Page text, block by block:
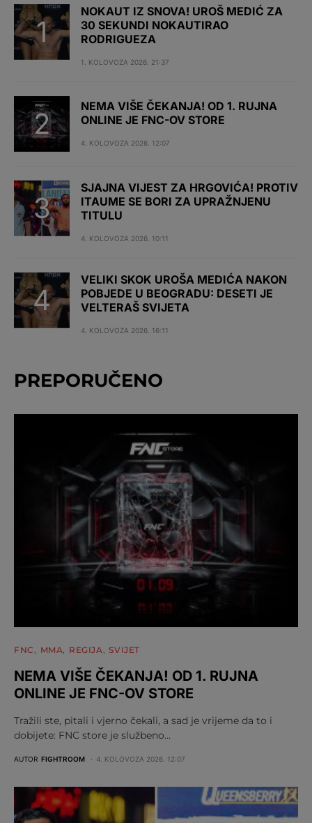
NOKAUT IZ SNOVA! UROŠ MEDIĆ ZA
30 SEKUNDI NOKAUTIRAO
RODRIGUEZA
1. KOLOVOZA 2026. 21:37
NEMA VIŠE ČEKANJA! OD 1. RUJNA
ONLINE JE FNC-OV STORE
4. KOLOVOZA 2026. 12:07
SJAJNA VIJEST ZA HRGOVIĆA! PROTIV
ITAUME SE BORI ZA UPRAŽNJENU
TITULU
4. KOLOVOZA 2026. 10:11
VELIKI SKOK UROŠA MEDIĆA NAKON
POBJEDE U BEOGRADU: DESETI JE
VELTERAŠ SVIJETA
4. KOLOVOZA 2026. 16:11
PREPORUČENO
FNC MMA REGIJA SVIJET
NEMA VIŠE ČEKANJA! OD 1. RUJNA
ONLINE JE FNC-OV STORE
Tražili ste, pitali i vjerno čekali, a sad je vrijeme da to i
dobijete: FNC store je službeno…
AUTOR FIGHTROOM 4. KOLOVOZA 2026. 12:07